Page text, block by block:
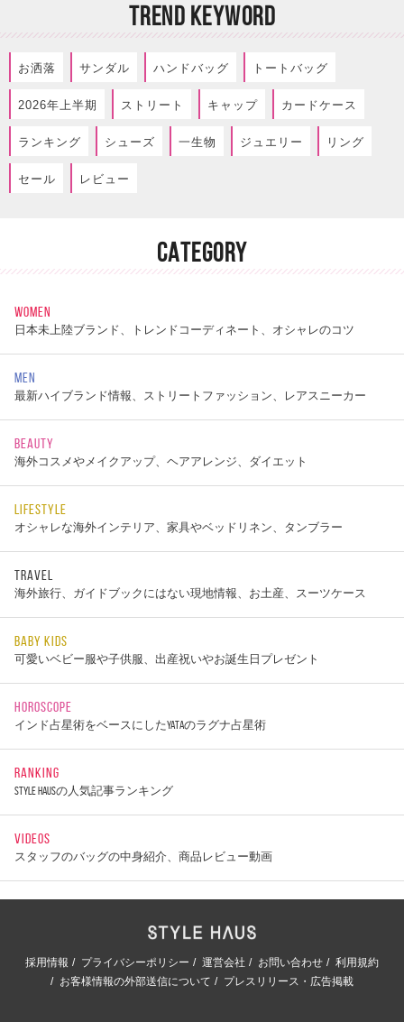
TREND KEYWORD
お洒落 サンダル ハンドバッグ トートバッグ
2026年上半期 ストリート キャップ カードケース
ランキング シューズ 一生物 ジュエリー リング
セール レビュー
CATEGORY
WOMEN
日本未上陸ブランド、トレンドコーディネート、オシャレのコツ
MEN
最新ハイブランド情報、ストリートファッション、レアスニーカー
BEAUTY
海外コスメやメイクアップ、ヘアアレンジ、ダイエット
LIFESTYLE
オシャレな海外インテリア、家具やベッドリネン、タンブラー
TRAVEL
海外旅行、ガイドブックにはない現地情報、お土産、スーツケース
BABY KIDS
可愛いベビー服や子供服、出産祝いやお誕生日プレゼント
HOROSCOPE
インド占星術をベースにしたYATAのラグナ占星術
RANKING
STYLE HAUSの人気記事ランキング
VIDEOS
スタッフのバッグの中身紹介、商品レビュー動画
採用情報 プライバシーポリシー 運営会社 お問い合わせ
利用規約
お客様情報の外部送信について
プレスリリース・広告掲載